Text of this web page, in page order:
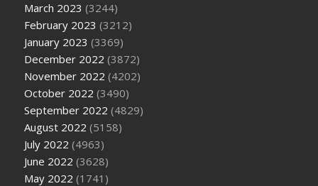
March 2023 (3244)
February 2023 (3212)
January 2023 (3369)
December 2022 (3872)
November 2022 (4202)
October 2022 (3490)
September 2022 (4829)
August 2022 (5158)
July 2022 (4963)
June 2022 (3628)
May 2022 (1741)